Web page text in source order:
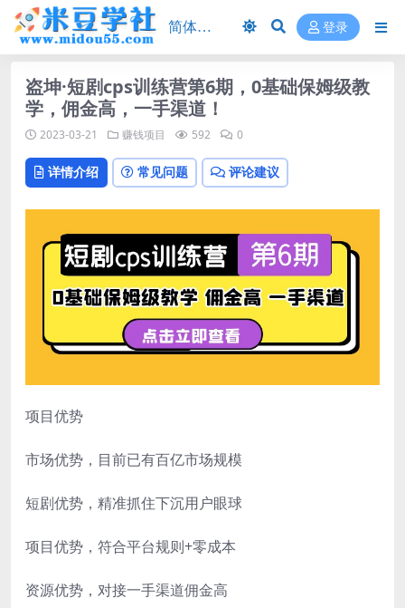
登录
盗坤·短剧cps训练营第6期，0基础保姆级教
学，佣金高，一手渠道！
2023-03-21 赚钱项目 592 0
详情介绍 常见问题 评论建议
项目优势
市场优势，目前已有百亿市场规模
短剧优势，精准抓住下沉用户眼球
项目优势，符合平台规则+零成本
资源优势，对接一手渠道佣金高